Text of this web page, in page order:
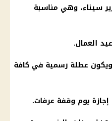
سيناء، وهي مناسبة
ويكون عطلة رسمية في كافة